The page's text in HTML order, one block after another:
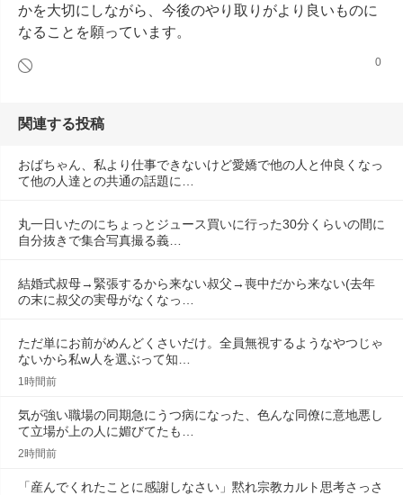
かを大切にしながら、今後のやり取りがより良いものに
なることを願っています。
0
関連する投稿
おばちゃん、私より仕事できないけど愛嬌で他の人と仲良くなっ
て他の人達との共通の話題に…
丸一日いたのにちょっとジュース買いに行った30分くらいの間に
自分抜きで集合写真撮る義…
結婚式叔母→緊張するから来ない叔父→喪中だから来ない(去年
の末に叔父の実母がなくなっ…
ただ単にお前がめんどくさいだけ。全員無視するようなやつじゃ
ないから私w人を選ぶって知…
1時間前
気が強い職場の同期急にうつ病になった、色んな同僚に意地悪し
て立場が上の人に媚びてたも…
2時間前
「産んでくれたことに感謝しなさい」黙れ宗教カルト思考さっさ